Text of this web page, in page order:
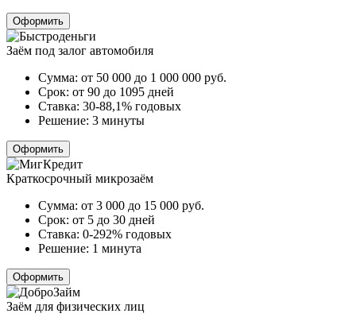
Оформить
Заём под залог автомобиля
Сумма: от 50 000 до 1 000 000 руб.
Срок: от 90 до 1095 дней
Ставка: 30-88,1% годовых
Решение: 3 минуты
Оформить
Краткосрочный микрозаём
Сумма: от 3 000 до 15 000 руб.
Срок: от 5 до 30 дней
Ставка: 0-292% годовых
Решение: 1 минута
Оформить
Заём для физических лиц